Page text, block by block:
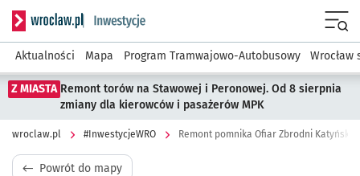
Serwis informacyjny wroclaw.pl podserwis:
Aktualności Mapa Program Tramwajowo-Autobusowy Wrocław
Z MIASTA Remont torów na Stawowej i Peronowej. Od 8 sierpnia
zmiany dla kierowców i pasażerów MPK
wroclaw.pl #InwestycjeWRO
Powrót do mapy